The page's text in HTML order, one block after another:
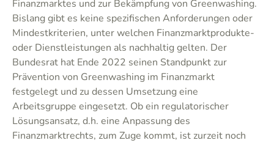
Finanzmarktes und zur Bekämpfung von Greenwashing.
Bislang gibt es keine spezifischen Anforderungen oder
Mindestkriterien, unter welchen Finanzmarktprodukte-
oder Dienstleistungen als nachhaltig gelten. Der
Bundesrat hat Ende 2022 seinen Standpunkt zur
Prävention von Greenwashing im Finanzmarkt
festgelegt und zu dessen Umsetzung eine
Arbeitsgruppe eingesetzt. Ob ein regulatorischer
Lösungsansatz, d.h. eine Anpassung des
Finanzmarktrechts, zum Zuge kommt, ist zurzeit noch